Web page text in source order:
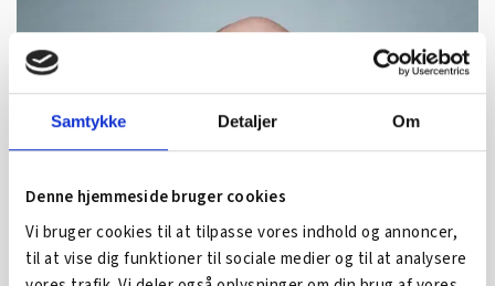
Samtykke Detaljer Om
Denne hjemmeside bruger cookies
Vi bruger cookies til at tilpasse vores indhold og annoncer,
til at vise dig funktioner til sociale medier og til at analysere